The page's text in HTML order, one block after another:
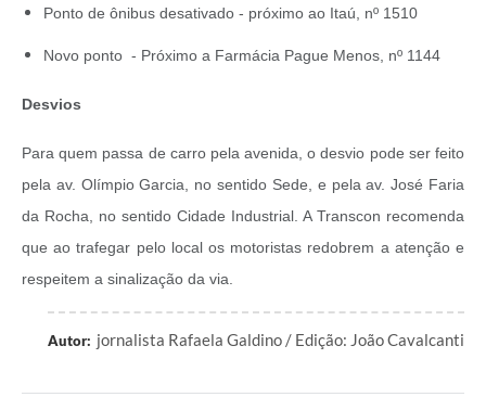
Ponto de ônibus desativado - próximo ao Itaú, nº 1510
Novo ponto - Próximo a Farmácia Pague Menos, nº 1144
Desvios
Para quem passa de carro pela avenida, o desvio pode ser feito
pela av. Olímpio Garcia, no sentido Sede, e pela av. José Faria
da Rocha, no sentido Cidade Industrial. A Transcon recomenda
que ao trafegar pelo local os motoristas redobrem a atenção e
respeitem a sinalização da via.
Autor: jornalista Rafaela Galdino / Edição: João Cavalcanti